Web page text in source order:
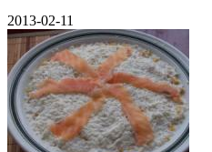
2013-02-11